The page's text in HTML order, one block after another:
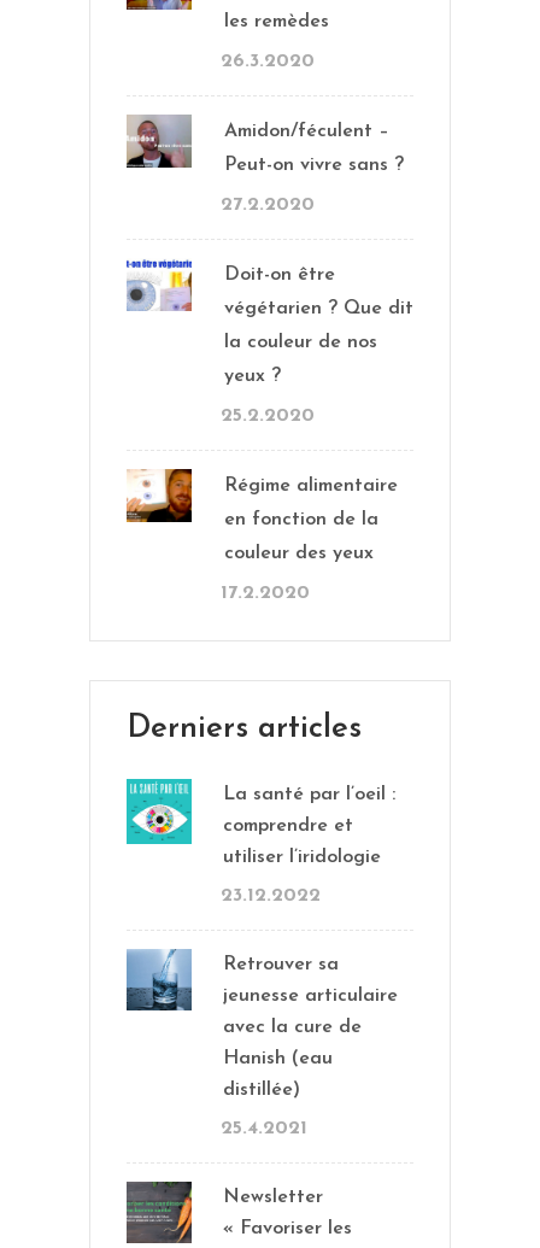
les remèdes
26.3.2020
Amidon/féculent –
Peut-on vivre sans ?
27.2.2020
Doit-on être
végétarien ? Que dit
la couleur de nos
yeux ?
25.2.2020
Régime alimentaire
en fonction de la
couleur des yeux
17.2.2020
Derniers articles
La santé par l’oeil :
comprendre et
utiliser l’iridologie
23.12.2022
Retrouver sa
jeunesse articulaire
avec la cure de
Hanish (eau
distillée)
25.4.2021
Newsletter
« Favoriser les